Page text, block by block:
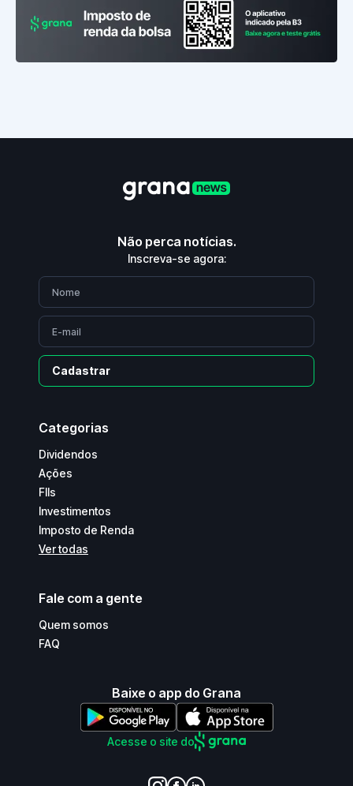
Não perca notícias.
Inscreva-se agora:
Cadastrar
Categorias
Dividendos
Ações
FIIs
Investimentos
Imposto de Renda
Ver todas
Fale com a gente
Quem somos
FAQ
Baixe o app do Grana
Acesse o site do